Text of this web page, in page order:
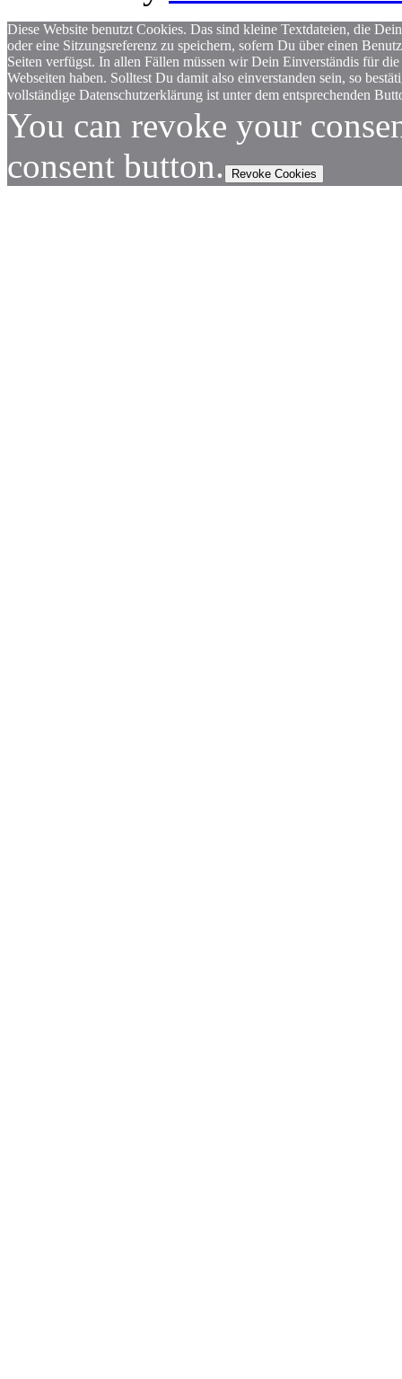
Diese Website benutzt Cookies. Das sind kleine Textdateien, die
oder eine Sitzungsreferenz zu speichern, sofern Du über einen
Seiten verfügst. In allen Fällen müssen wir Dein Einverständis für
Webseiten haben. Solltest Du damit also einverstanden sein, so
vollständige Datenschutzerklärung ist unter dem entsprechenden
You can revoke your
consent button.
Revoke Cookies